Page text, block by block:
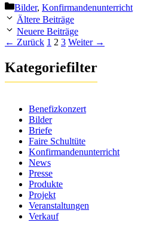
Kategorien
Bilder, Konfirmandenunterricht
Ältere Beiträge
Neuere Beiträge
← Zurück Seite
1 Seite
2 Seite
3 Weiter →
Kategoriefilter
Benefizkonzert
Bilder
Briefe
Faire Schultüte
Konfirmandenunterricht
News
Presse
Produkte
Projekt
Veranstaltungen
Verkauf